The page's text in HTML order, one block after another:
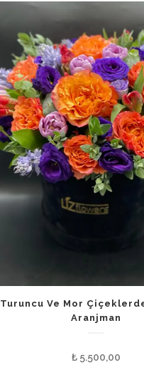
Turuncu Ve Mor
Aranjman
₺5.500,00